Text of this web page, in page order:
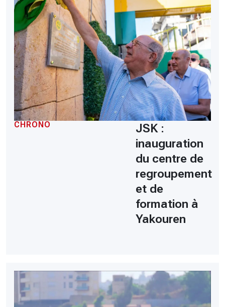
CHRONO
JSK :
inauguration
du centre de
regroupement
et de
formation à
Yakouren